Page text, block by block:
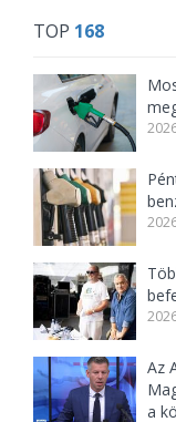
TOP 168
Az
a